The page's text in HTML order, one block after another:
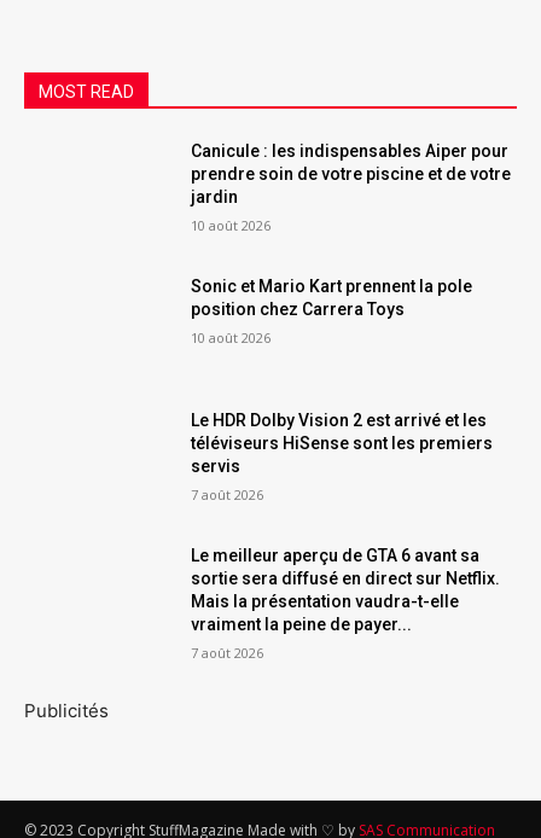
MOST READ
Canicule : les indispensables Aiper pour
prendre soin de votre piscine et de votre
jardin
10 août 2026
Sonic et Mario Kart prennent la pole
position chez Carrera Toys
10 août 2026
Le HDR Dolby Vision 2 est arrivé et les
téléviseurs HiSense sont les premiers
servis
7 août 2026
Le meilleur aperçu de GTA 6 avant sa
sortie sera diffusé en direct sur Netflix.
Mais la présentation vaudra-t-elle
vraiment la peine de payer...
7 août 2026
Publicités
© 2023 Copyright StuffMagazine Made with ♡ by SAS Communication